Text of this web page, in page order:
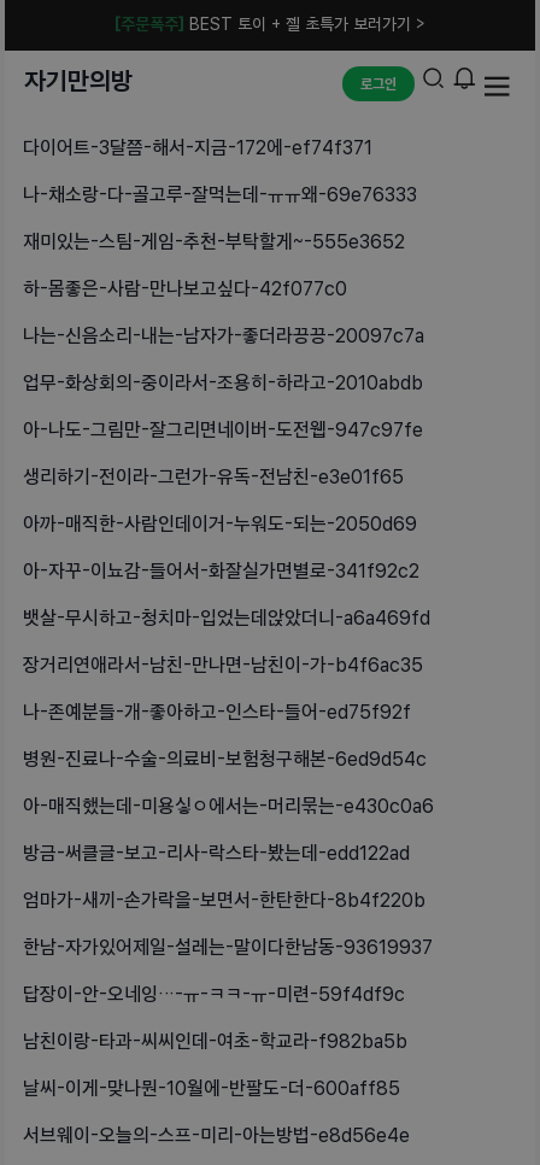
[주문폭주] BEST 토이 + 젤 초특가 보러가기 >
자기만의방 로그인
다이어트-3달쯤-해서-지금-172에-ef74f371
나-채소랑-다-골고루-잘먹는데-ㅠㅠ왜-69e76333
재미있는-스팀-게임-추천-부탁할게~-555e3652
하-몸좋은-사람-만나보고싶다-42f077c0
나는-신음소리-내는-남자가-좋더라끙끙-20097c7a
업무-화상회의-중이라서-조용히-하라고-2010abdb
아-나도-그림만-잘그리면네이버-도전웹-947c97fe
생리하기-전이라-그런가-유독-전남친-e3e01f65
아까-매직한-사람인데이거-누워도-되는-2050d69
아-자꾸-이뇨감-들어서-화잘실가면별로-341f92c2
뱃살-무시하고-청치마-입었는데앉았더니-a6a469fd
장거리연애라서-남친-만나면-남친이-가-b4f6ac35
나-존예분들-개-좋아하고-인스타-들어-ed75f92f
병원-진료나-수술-의료비-보험청구해본-6ed9d54c
아-매직했는데-미용싷ㅇ에서는-머리묶는-e430c0a6
방금-써클글-보고-리사-락스타-봤는데-edd122ad
엄마가-새끼-손가락을-보면서-한탄한다-8b4f220b
한남-자가있어제일-설레는-말이다한남동-93619937
답장이-안-오네잉…-ㅠ-ㅋㅋ-ㅠ-미련-59f4df9c
남친이랑-타과-씨씨인데-여초-학교라-f982ba5b
날씨-이게-맞나뭔-10월에-반팔도-더-600aff85
서브웨이-오늘의-스프-미리-아는방법-e8d56e4e